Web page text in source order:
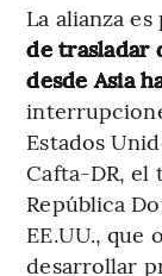
La alianza
de trasladar
desde Asia
Estados
Cafta-DR,
República
EE.UU., que
desarrollar